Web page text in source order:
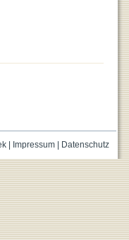
| Impressum| Datenschutz